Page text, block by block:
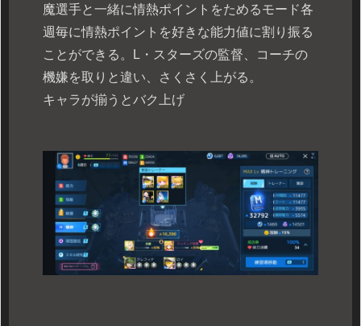
魔選手と一緒に情熱ポイントをためるモード各
週毎に情熱ポイントを好きな能力値に割り振る
ことができる。L・スターズの監督、コーチの
機嫌を取りと違い、さくさく上がる。
キャラが揃うとバク上げ